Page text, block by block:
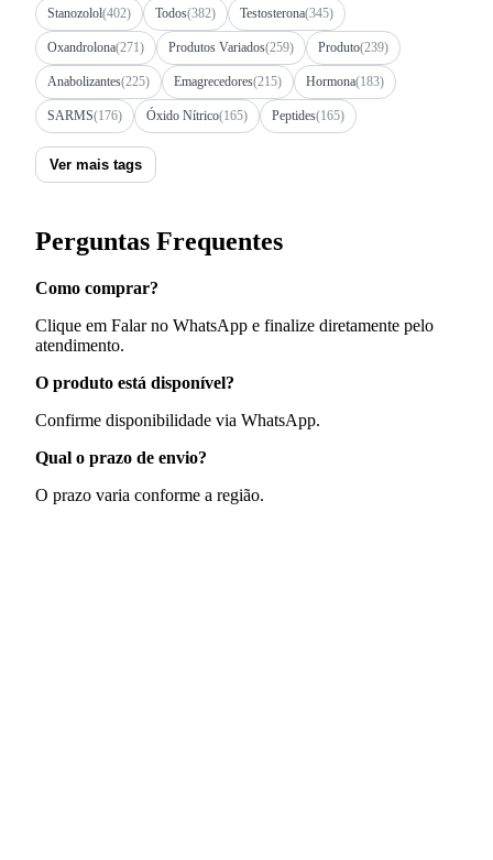
Stanozolol(402) Todos(382) Testosterona(345)
Oxandrolona(271) Produtos Variados(259) Produto(239)
Anabolizantes(225) Emagrecedores(215) Hormona(183)
SARMS(176) Óxido Nítrico(165) Peptides(165)
Ver mais tags
Perguntas Frequentes
Como comprar?
Clique em Falar no WhatsApp e finalize diretamente pelo
atendimento.
O produto está disponível?
Confirme disponibilidade via WhatsApp.
Qual o prazo de envio?
O prazo varia conforme a região.